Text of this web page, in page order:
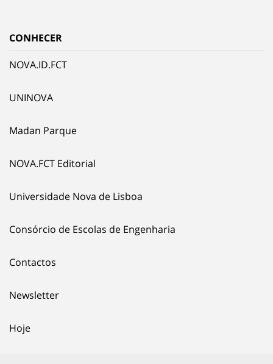
CONHECER
NOVA.ID.FCT
UNINOVA
Madan Parque
NOVA.FCT Editorial
Universidade Nova de Lisboa
Consórcio de Escolas de Engenharia
Contactos
Newsletter
Hoje